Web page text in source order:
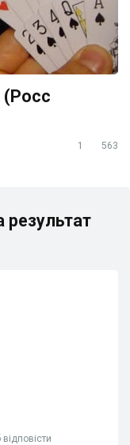
(Росс
1 563
результат